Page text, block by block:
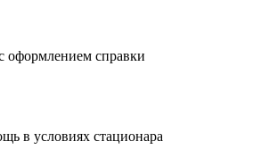
оформлением справки
в условиях стационара